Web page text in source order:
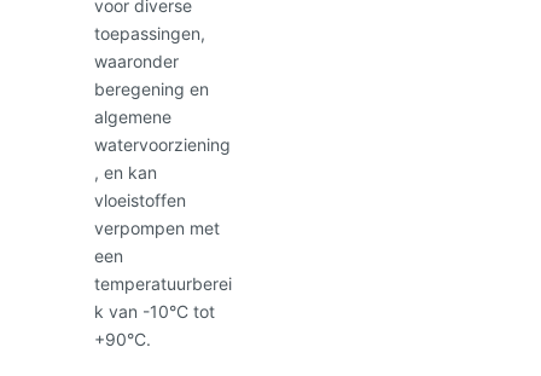
voor diverse
toepassingen,
waaronder
beregening en
algemene
watervoorziening
, en kan
vloeistoffen
verpompen met
een
temperatuurberei
k van -10°C tot
+90°C.